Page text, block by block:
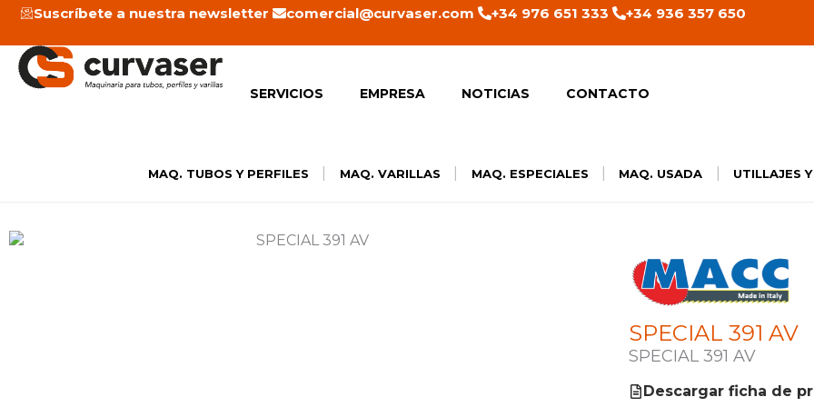
contenido
Suscríbete a nuestra newsletter comercial@curvaser.com +34 976 651 333 +34 936 357 650
SERVICIOS EMPRESA NOTICIAS CONTACTO
MAQ. TUBOS Y PERFILES MAQ. VARILLAS MAQ. ESPECIALES MAQ. USADA UTILLAJES
SPECIAL 391 AV
SPECIAL 391 AV
Descargar ficha de